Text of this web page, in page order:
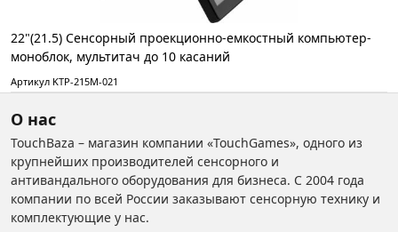
22"(21.5) Сенсорный проекционно-емкостный компьютер-
моноблок, мультитач до 10 касаний
Артикул KTP-215M-021
О нас
TouchBaza – магазин компании «TouchGames», одного из
крупнейших производителей сенсорного и
антивандального оборудования для бизнеса. С 2004 года
компании по всей России заказывают сенсорную технику и
комплектующие у нас.